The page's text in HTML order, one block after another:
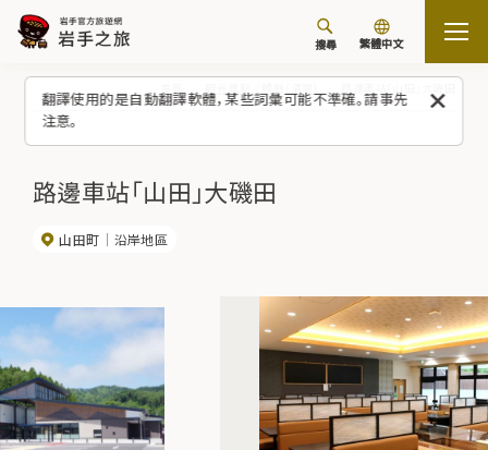
翻譯使用的是自動翻譯軟體，某些詞彙可能不準確。請事先
注意。
搜尋 繁體中文
路邊車站「山田」大磯田
山田町 沿岸地區